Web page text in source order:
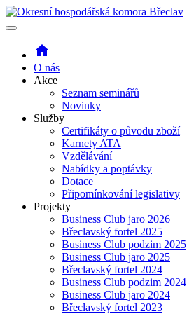
home
O nás
Akce
Seznam seminářů
Novinky
Služby
Certifikáty o původu zboží
Karnety ATA
Vzdělávání
Nabídky a poptávky
Dotace
Připomínkování legislativy
Projekty
Business Club jaro 2026
Břeclavský fortel 2025
Business Club podzim 2025
Business Club jaro 2025
Břeclavský fortel 2024
Business Club podzim 2024
Business Club jaro 2024
Břeclavský fortel 2023